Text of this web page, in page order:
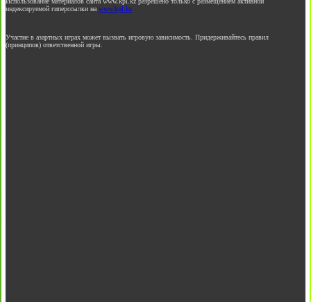
индексируемой гиперссылки на www.kpl.kz
Участие в азартных играх может вызвать игровую зависимость. Придерживайтесь правил
(принципов) ответственной игры.